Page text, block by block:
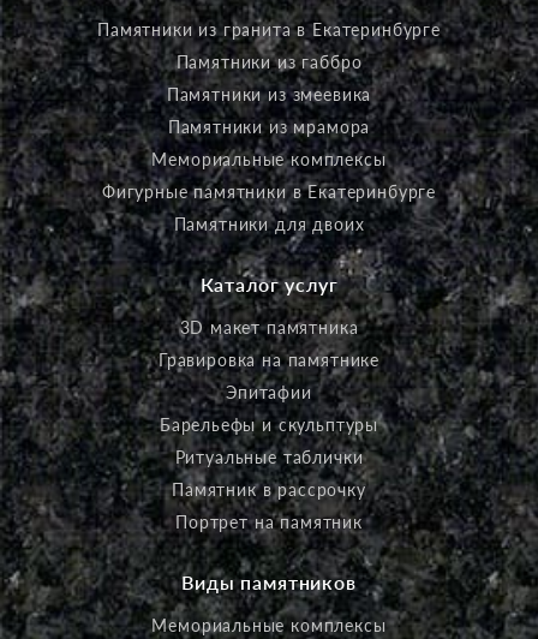
Памятники из гранита в Екатеринбурге
Памятники из габбро
Памятники из змеевика
Памятники из мрамора
Мемориальные комплексы
Фигурные памятники в Екатеринбурге
Памятники для двоих
Каталог услуг
3D макет памятника
Гравировка на памятнике
Эпитафии
Барельефы и скульптуры
Ритуальные таблички
Памятник в рассрочку
Портрет на памятник
Виды памятников
Мемориальные комплексы